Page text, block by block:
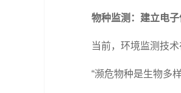
物种监测：建立电子
当前，环境监测技术在
“濒危物种是生物多样